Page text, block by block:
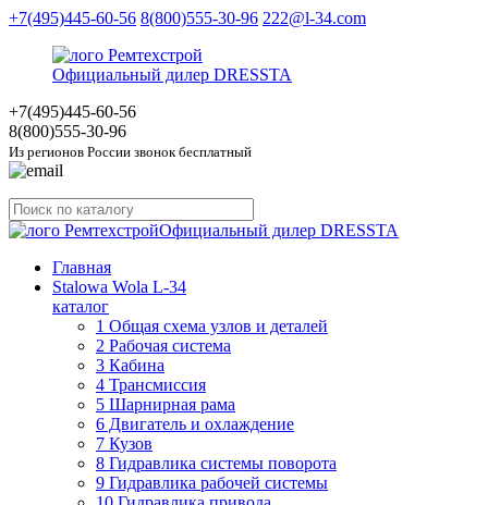
+7(495)445-60-56 8(800)555-30-96 222@l-34.com
Официальный дилер DRESSTA
+7(495)445-60-56
8(800)555-30-96
Из регионов России звонок бесплатный
Официальный дилер DRESSTA
Главная
Stalowa Wola L-34
каталог
1 Общая схема узлов и деталей
2 Рабочая система
3 Кабина
4 Трансмиссия
5 Шарнирная рама
6 Двигатель и охлаждение
7 Кузов
8 Гидравлика системы поворота
9 Гидравлика рабочей системы